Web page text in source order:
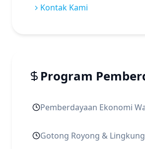
Kontak Kami
Program
Pemberdayaan Ekonomi
Gotong Royong &